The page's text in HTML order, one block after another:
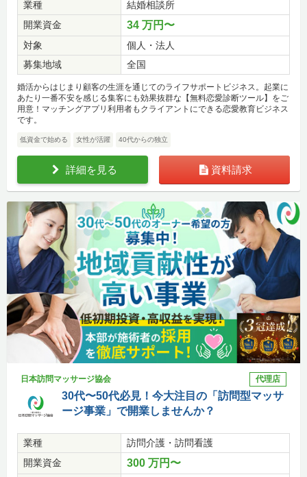
業種
結婚相談所
開業資金
34 万円〜
対象
個人・法人
募集地域
全国
婚活からはじまり顧客の生涯を通じてのライフサポートビジネス。起業に
あたり一番不安を感じる集客にも効果抜群な【無料恋愛診断ツール】をご
用意！マッチングアプリ利用者もクライアントにできる恋愛教育ビジネス
です。
低資金で始める 女性が活躍 40代からの独立
詳細を見る 資料請求
日本訪問マッサージ協会 代理店
30代〜50代必見！今大注目の「訪問型マッサ
ージ事業」で開業しませんか？
業種
訪問介護・訪問看護
開業資金
300 万円〜